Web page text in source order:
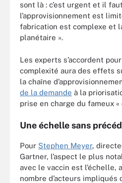
sont là : c’est urgent et il
l’approvisionnement est
fabrication est complexe et
planétaire ».
Les experts s’accordent
complexité aura des effets
la chaîne
de la demande à la
prise en charge du fameux
Une échelle sans
Pour Stephen Meyer,
Gartner, l’aspect le plus
avec le vaccin est l’échelle,
nombre d’acteurs impliqués